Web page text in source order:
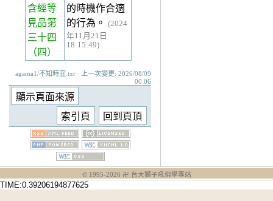
含經等
見品第
三十四
（四）
的時機作合適
的行為。
(2024
年11月21日
18:15:49)
agama1/不知時宜.txt · 上一次變更: 2026/08/09
00:06
© 1995-2026 卍 台大獅子吼佛學專站
TIME:0.39206194877625